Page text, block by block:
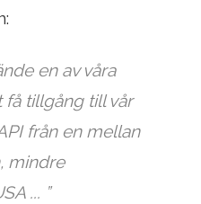
en av våra
tillgång till vår
från en mellan
mindre
... ”